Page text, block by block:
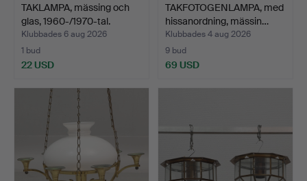
TAKLAMPA, mässing och
glas, 1960-/1970-tal.
Klubbades 6 aug 2026
1 bud
22 USD
TAKFOTOGENLAMPA, med
hissanordning, mässin…
Klubbades 4 aug 2026
9 bud
69 USD